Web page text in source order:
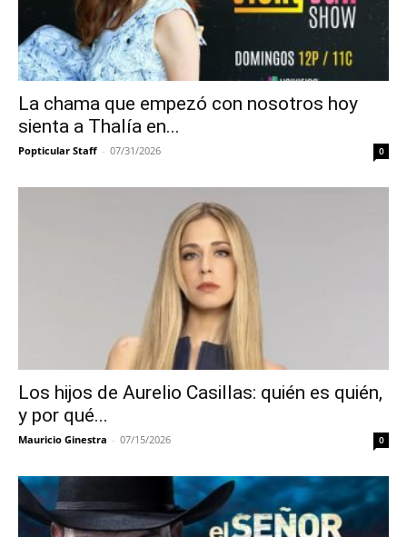
La chama que empezó con nosotros hoy
sienta a Thalía en...
Popticular Staff - 07/31/2026 0
Los hijos de Aurelio Casillas: quién es quién,
y por qué...
Mauricio Ginestra - 07/15/2026 0